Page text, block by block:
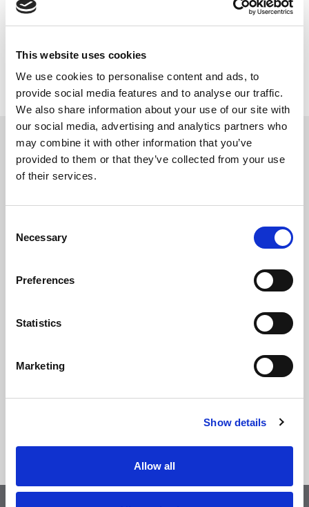
This website uses cookies
We use cookies to personalise content and ads, to
provide social media features and to analyse our traffic.
We also share information about your use of our site with
our social media, advertising and analytics partners who
may combine it with other information that you’ve
provided to them or that they’ve collected from your use
of their services.
Selection
Necessary
Preferences
Statistics
Marketing
Show details
Allow all
• Elevate proprietà termiche (PE)
• Ottima adattabilità al giunto
DOWNLOAD
SCHEDA TECNICA
SCARICARE LA DICHIARAZIONE DI PRESTAZIONE